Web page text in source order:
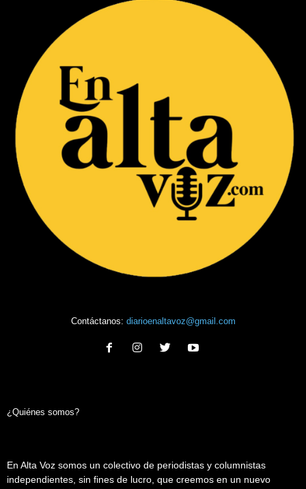
Contáctanos: diarioenaltavoz@gmail.com
¿Quiénes somos?
En Alta Voz somos un colectivo de periodistas y columnistas
independientes, sin fines de lucro, que creemos en un nuevo